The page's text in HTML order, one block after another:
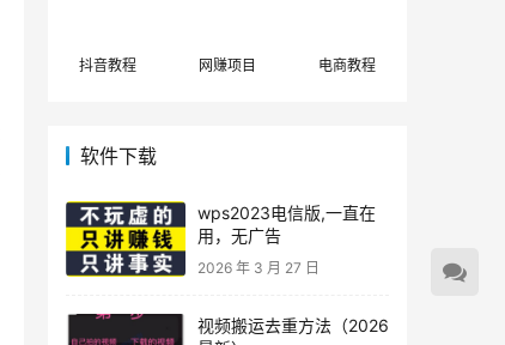
抖音教程 网赚项目 电商教程
软件下载
wps2023电信版,一直在
用，无广告
2026 年 3 月 27 日
视频搬运去重方法（2026